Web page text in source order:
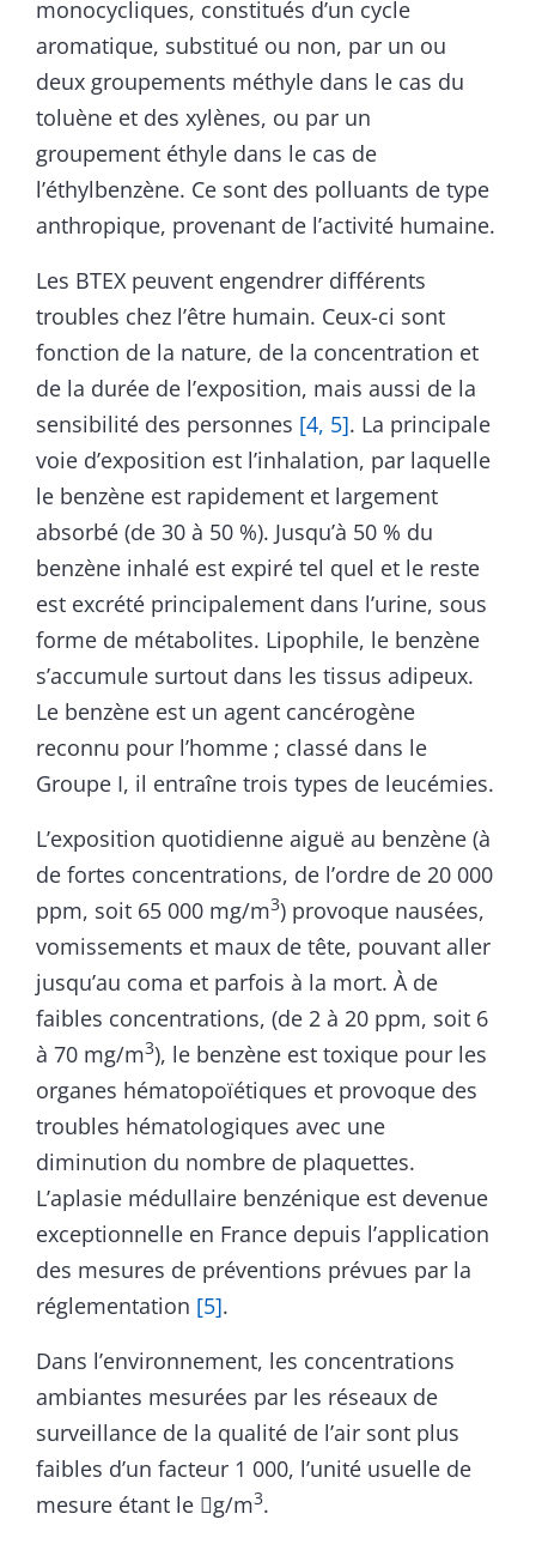
monocycliques, constitués d’un cycle
aromatique, substitué ou non, par un ou
deux groupements méthyle dans le cas du
toluène et des xylènes, ou par un
groupement éthyle dans le cas de
l’éthylbenzène. Ce sont des polluants de type
anthropique, provenant de l’activité humaine.
Les BTEX peuvent engendrer différents
troubles chez l’être humain. Ceux-ci sont
fonction de la nature, de la concentration et
de la durée de l’exposition, mais aussi de la
sensibilité des personnes [4, 5]. La principale
voie d’exposition est l’inhalation, par laquelle
le benzène est rapidement et largement
absorbé (de 30 à 50 %). Jusqu’à 50 % du
benzène inhalé est expiré tel quel et le reste
est excrété principalement dans l’urine, sous
forme de métabolites. Lipophile, le benzène
s’accumule surtout dans les tissus adipeux.
Le benzène est un agent cancérogène
reconnu pour l’homme ; classé dans le
Groupe I, il entraîne trois types de leucémies.
L’exposition quotidienne aiguë au benzène (à
de fortes concentrations, de l’ordre de 20 000
ppm, soit 65 000 mg/m3) provoque nausées,
vomissements et maux de tête, pouvant aller
jusqu’au coma et parfois à la mort. À de
faibles concentrations, (de 2 à 20 ppm, soit 6
à 70 mg/m3), le benzène est toxique pour les
organes hématopoïétiques et provoque des
troubles hématologiques avec une
diminution du nombre de plaquettes.
L’aplasie médullaire benzénique est devenue
exceptionnelle en France depuis l’application
des mesures de préventions prévues par la
réglementation [5].
Dans l’environnement, les concentrations
ambiantes mesurées par les réseaux de
surveillance de la qualité de l’air sont plus
faibles d’un facteur 1 000, l’unité usuelle de
mesure étant le g/m3.